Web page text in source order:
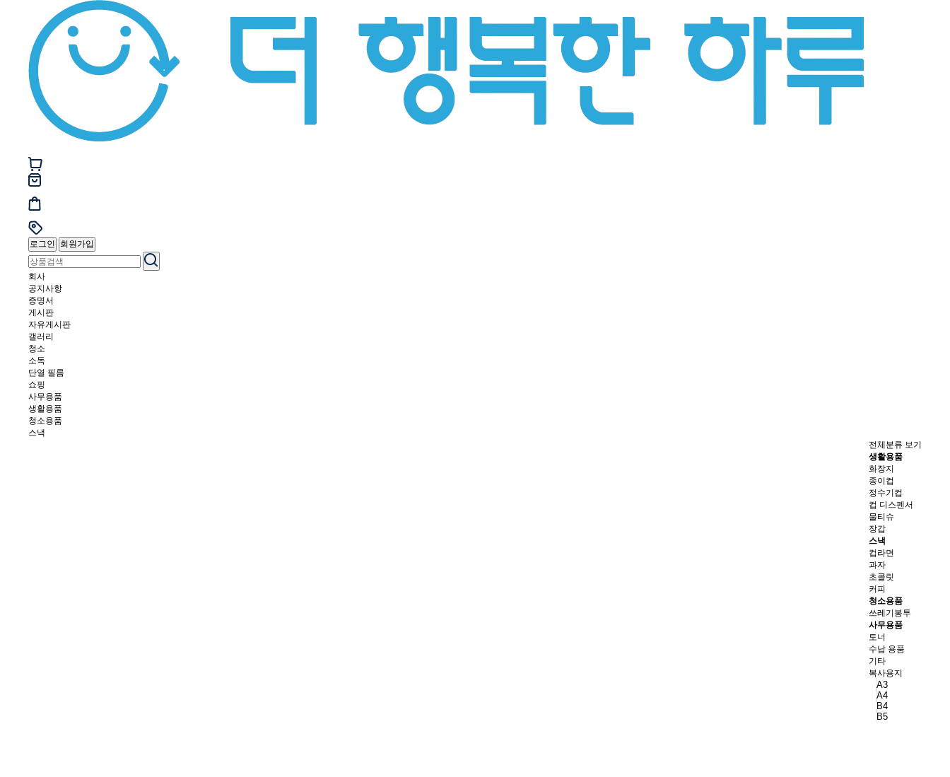
로그인 회원가입
회사
공지사항
증명서
게시판
자유게시판
갤러리
청소
소독
단열 필름
쇼핑
사무용품
생활용품
청소용품
스낵
전체분류 보기
생활용품
화장지
종이컵
정수기컵
컵 디스펜서
물티슈
장갑
스낵
컵라면
과자
초콜릿
커피
청소용품
쓰레기봉투
사무용품
토너
수납 용품
기타
복사용지
A3
A4
B4
B5